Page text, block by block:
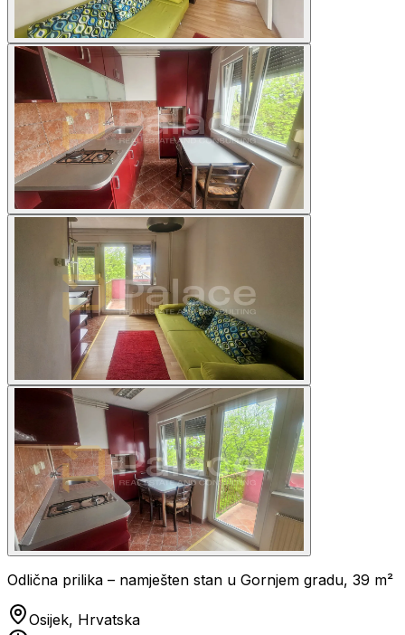
Odlična prilika – namješten stan u Gornjem gradu, 39 m²
Osijek, Hrvatska